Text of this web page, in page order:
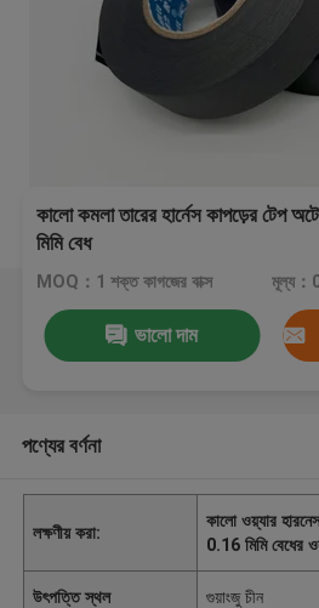
কালো কমলা তারের হার্নেস কাপড়ের টেপ
মিমি বেধ
MOQ：1 শক্ত কাগজের বাক্স মূল্য
ভালো দাম
পণ্যের বর্ণনা
লক্ষণীয় করা:
কালো ওয়্যার
0.16 মিমি বেধের
উৎপত্তি স্থল গুয়াংজু চীন